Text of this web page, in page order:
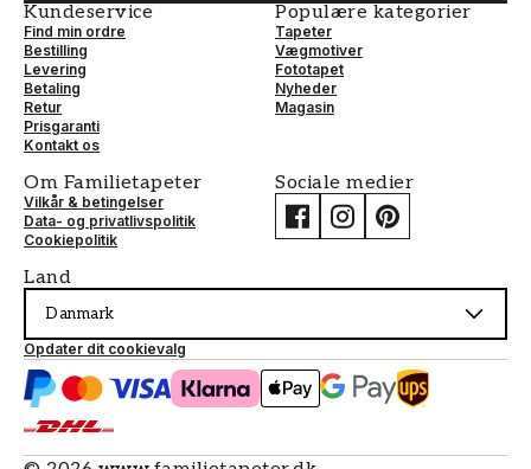
Kundeservice
Find min ordre
Bestilling
Levering
Betaling
Retur
Prisgaranti
Kontakt os
Populære kategorier
Tapeter
Vægmotiver
Fototapet
Nyheder
Magasin
Om Familietapeter
Vilkår & betingelser
Data- og privatlivspolitik
Cookiepolitik
Sociale medier
Land
Danmark
Opdater dit cookievalg